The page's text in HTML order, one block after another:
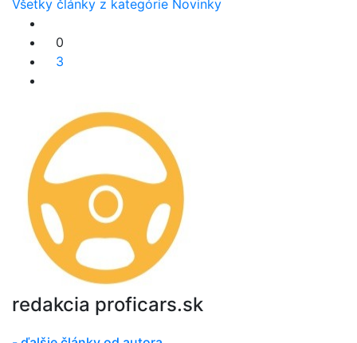
Všetky články z kategórie Novinky
0
3
redakcia proficars.sk